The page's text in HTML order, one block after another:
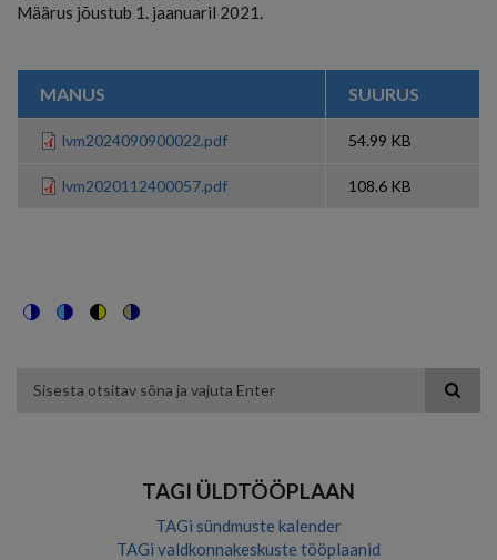
Määrus jõustub 1. jaanuaril 2021.
MANUS SUURUS
lvm2024090900022.pdf 54.99 KB
lvm2020112400057.pdf 108.6 KB
color
high
soft
theme
TAGI ÜLDTÖÖPLAAN
TAGi sündmuste kalender
TAGi valdkonnakeskuste tööplaanid